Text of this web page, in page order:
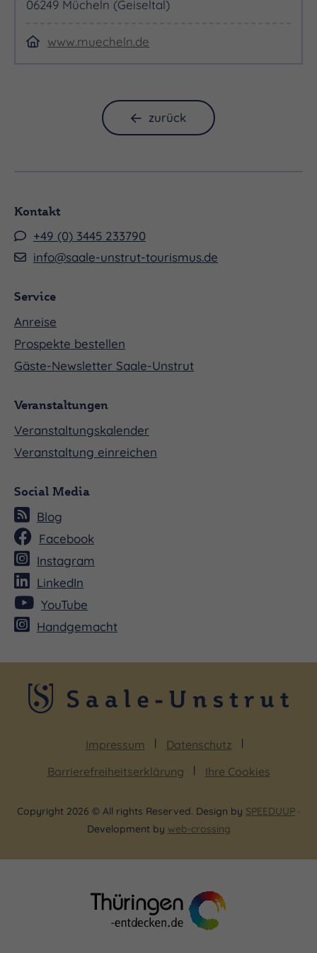
abwechslungsreiche Zeit verbringen möchten.
06249 Mücheln (Geiseltal)
www.muecheln.de
zurück
Kontakt
+49 (0) 3445 233790
info@saale-unstrut-tourismus.de
Service
Anreise
Prospekte bestellen
Gäste-Newsletter Saale-Unstrut
Veranstaltungen
Veranstaltungskalender
Veranstaltung einreichen
Social Media
Blog
Facebook
Instagram
LinkedIn
YouTube
Handgemacht
Impressum
Datenschutz
Barrierefreiheitserklärung
Ihre Cookies
Copyright 2026 © All rights Reserved. Design by SPEEDUUP ·
Development by web-crossing